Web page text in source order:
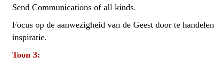
Send Communications of all kinds.
Focus op de aanwezigheid van de Geest door te
inspiratie.
Toon 3: